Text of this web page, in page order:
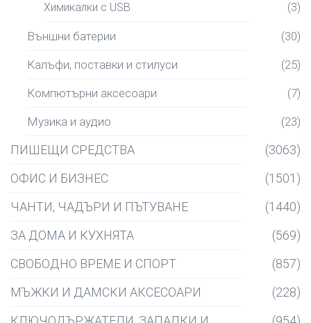
Химикалки с USB (3)
Външни батерии (30)
Калъфи, поставки и стилуси (25)
Компютърни аксесоари (7)
Музика и аудио (23)
ПИШЕЩИ СРЕДСТВА
(3063)
ОФИС И БИЗНЕС
(1501)
ЧАНТИ, ЧАДЪРИ И ПЪТУВАНЕ
(1440)
ЗА ДОМА И КУХНЯТА
(569)
СВОБОДНО ВРЕМЕ И СПОРТ
(857)
МЪЖКИ И ДАМСКИ АКСЕСОАРИ
(228)